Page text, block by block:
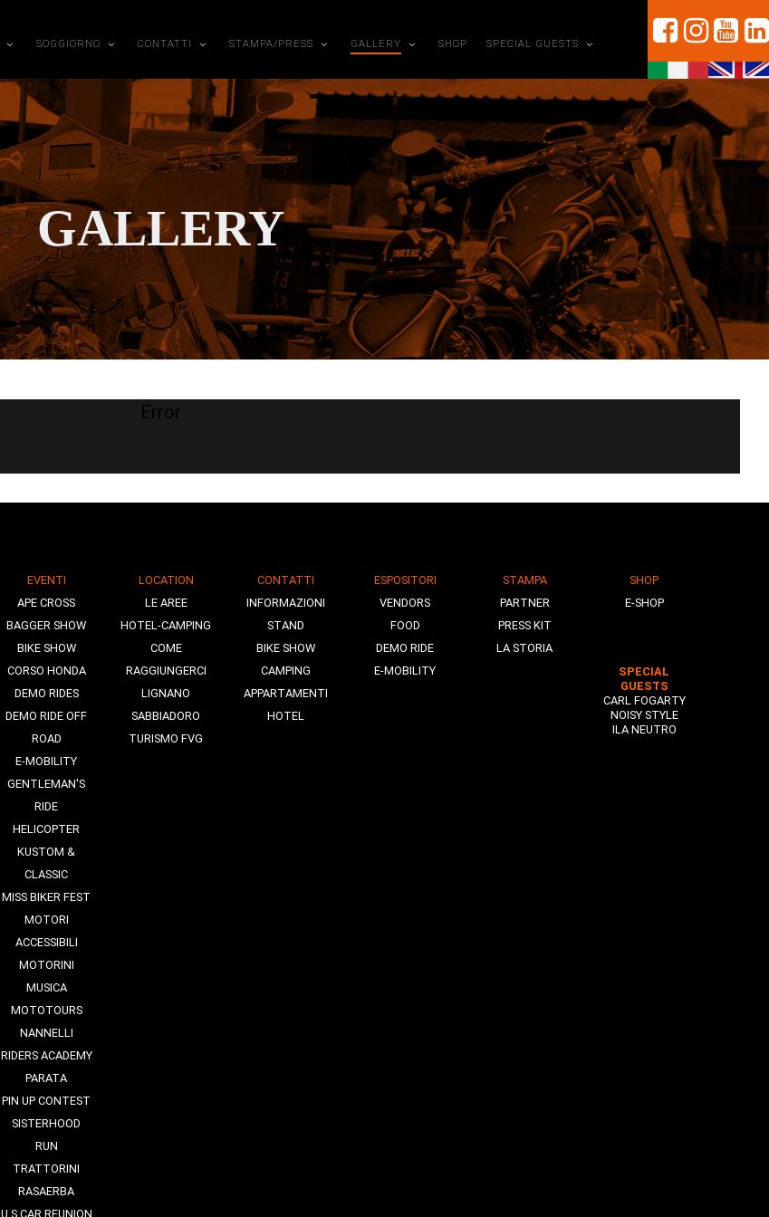
SOGGIORNO CONTATTI STAMPA/PRESS GALLERY SHOP SPECIAL GUESTS
GALLERY
Error
EVENTI
APE CROSS
BAGGER SHOW
BIKE SHOW
CORSO HONDA
DEMO RIDES
DEMO RIDE OFF
ROAD
E-MOBILITY
GENTLEMAN'S
RIDE
HELICOPTER
KUSTOM &
CLASSIC
MISS BIKER FEST
MOTORI
ACCESSIBILI
MOTORINI
MUSICA
MOTOTOURS
NANNELLI
RIDERS ACADEMY
PARATA
PIN UP CONTEST
SISTERHOOD
RUN
TRATTORINI
RASAERBA
U.S CAR REUNION
LOCATION
LE AREE
HOTEL-CAMPING
COME
RAGGIUNGERCI
LIGNANO
SABBIADORO
TURISMO FVG
CONTATTI
INFORMAZIONI
STAND
BIKE SHOW
CAMPING
APPARTAMENTI
HOTEL
ESPOSITORI
VENDORS
FOOD
DEMO RIDE
E-MOBILITY
STAMPA
PARTNER
PRESS KIT
LA STORIA
SHOP
E-SHOP
SPECIAL
GUESTS
CARL FOGARTY
NOISY STYLE
ILA NEUTRO